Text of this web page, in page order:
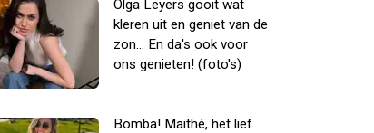
Olga Leyers gooit wat
kleren uit en geniet van de
zon... En da's ook voor
ons genieten! (foto's)
Bomba! Maithé, het lief